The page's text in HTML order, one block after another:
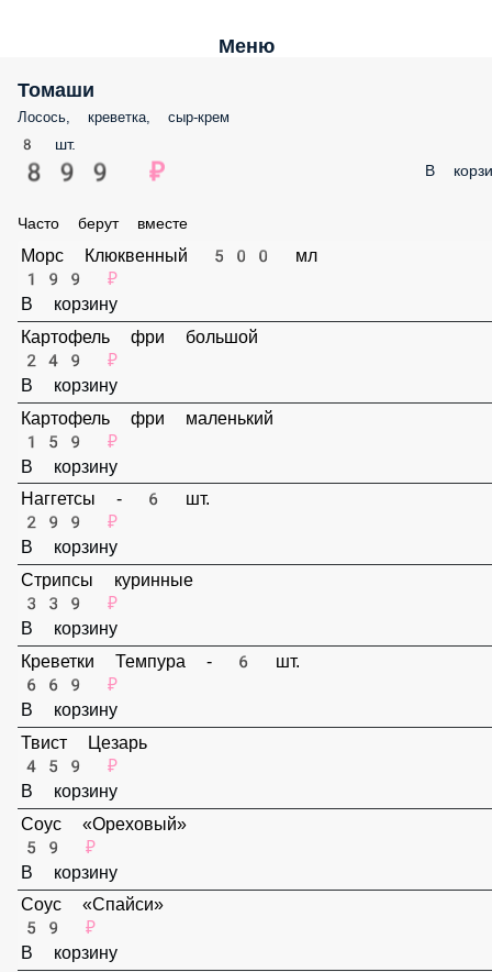
Меню
Томаши
Лосось, креветка, сыр-крем
8 шт.
899 ₽ В
Часто берут вместе
Морс Клюквенный 500 мл
199 ₽
В корзину
Картофель фри большой
249 ₽
В корзину
Картофель фри маленький
159 ₽
В корзину
Наггетсы - 6 шт.
299 ₽
В корзину
Стрипсы куринные
339 ₽
В корзину
Креветки Темпура - 6 шт.
669 ₽
В корзину
Твист Цезарь
459 ₽
В корзину
Соус «Ореховый»